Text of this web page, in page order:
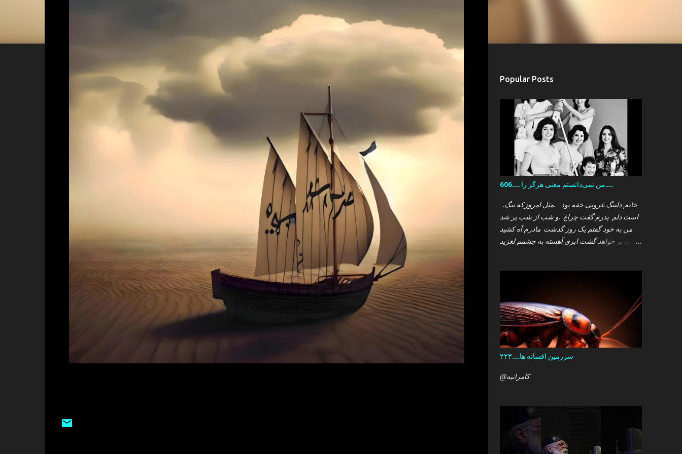
Popular Posts
606..... من نمی‌دانستم معنی هرگز را.....
.خانه, دلتنگ غروبی خفه بود .مثل امروزکه تنگ
است دلم پدرم گفت چراغ .و شب از شب پر شد
من به خود گفتم یک روز گذشت مادرم آه کشید
.زود بر خواهد گشت ابری آهسته به چشمم لغزید
سرزمین افسانه ها.....۲۲۳
@کامرانیه